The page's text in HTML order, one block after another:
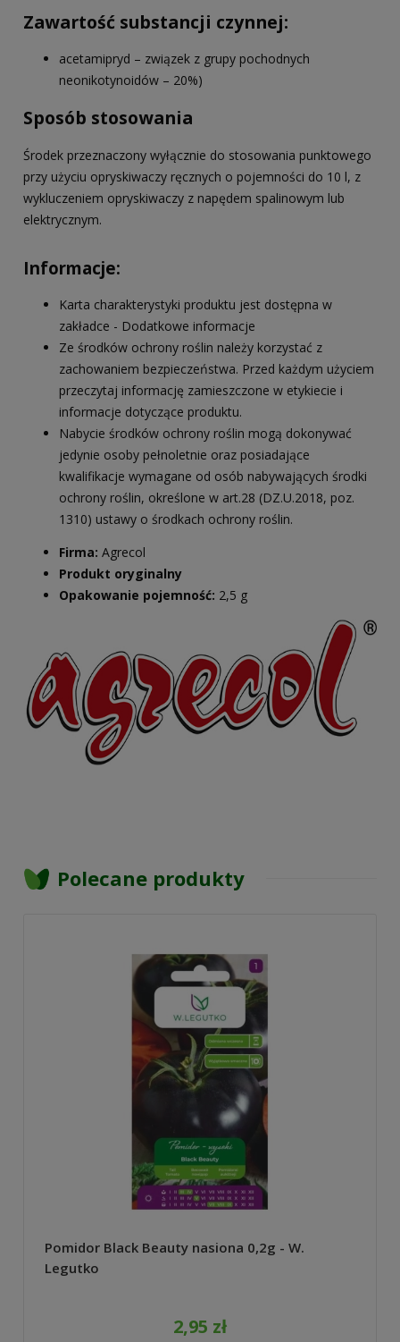
Zawartość substancji czynnej:
acetamipryd – związek z grupy pochodnych
neonikotynoidów – 20%)
Sposób stosowania
Środek przeznaczony wyłącznie do stosowania punktowego
przy użyciu opryskiwaczy ręcznych o pojemności do 10 l, z
wykluczeniem opryskiwaczy z napędem spalinowym lub
elektrycznym.
Informacje:
Karta charakterystyki produktu jest dostępna w
zakładce - Dodatkowe informacje
Ze środków ochrony roślin należy korzystać z
zachowaniem bezpieczeństwa. Przed każdym użyciem
przeczytaj informację zamieszczone w etykiecie i
informacje dotyczące produktu.
Nabycie środków ochrony roślin mogą dokonywać
jedynie osoby pełnoletnie oraz posiadające
kwalifikacje wymagane od osób nabywających środki
ochrony roślin, określone w art.28 (DZ.U.2018, poz.
1310) ustawy o środkach ochrony roślin.
Firma: Agrecol
Produkt oryginalny
Opakowanie pojemność: 2,5 g
Polecane produkty
Pomidor Black Beauty nasiona 0,2g - W.
Legutko
2,95 zł